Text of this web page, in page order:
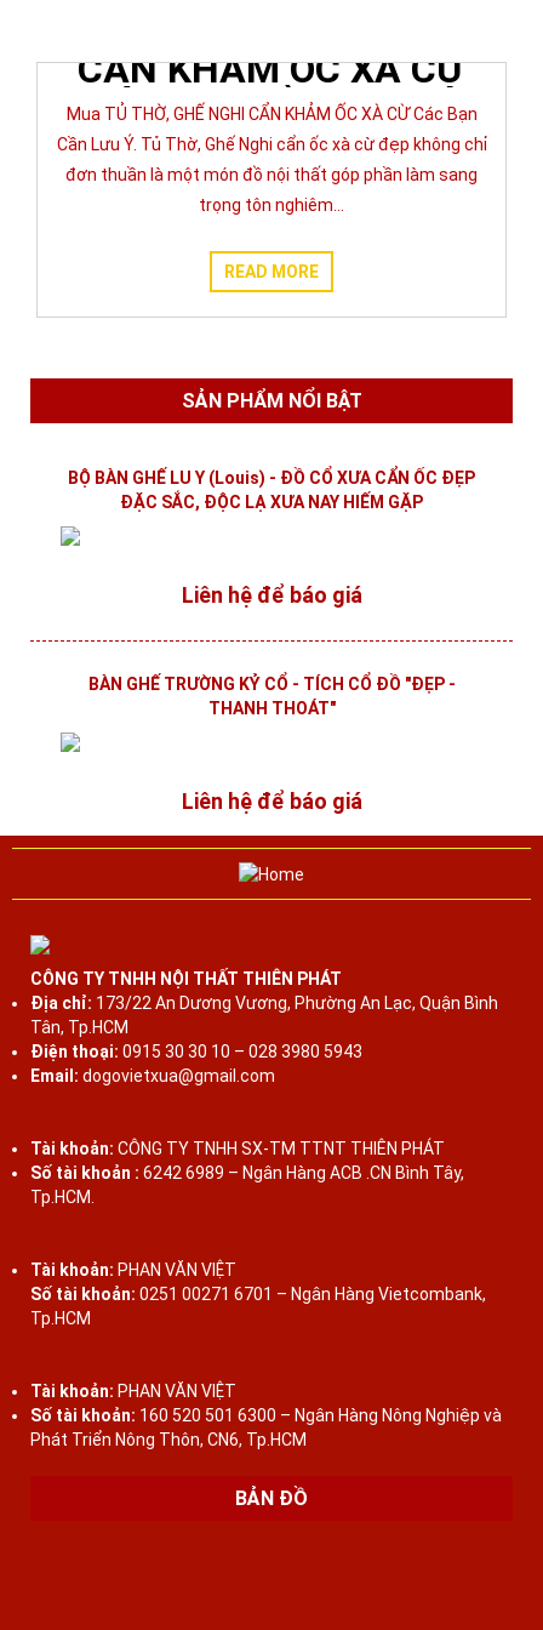
CẨN KHẢM ỐC XÀ CỪ
CÁC BẠN CẦN LƯU Ý
04/08/2023 VIỆT XƯA ĐỒ GỖ 0 TIN TỨC
Mua TỦ THỜ, GHẾ NGHI CẨN KHẢM ỐC XÀ CỪ Các Bạn
Cần Lưu Ý. Tủ Thờ, Ghế Nghi cẩn ốc xà cừ đẹp không chỉ
đơn thuần là một món đồ nội thất góp phần làm sang
trọng tôn nghiêm…
READ MORE
SẢN PHẨM NỔI BẬT
BỘ BÀN GHẾ LU Y (Louis) - ĐỒ CỔ XƯA CẨN ỐC ĐẸP
ĐẶC SẮC, ĐỘC LẠ XƯA NAY HIẾM GẶP
Liên hệ để báo giá
BÀN GHẾ TRƯỜNG KỶ CỔ - TÍCH CỔ ĐỒ "ĐẸP -
THANH THOÁT"
Liên hệ để báo giá
Liên hệ để báo giá
BÀN BÁN NGUYỆT CẨN ỐC XÀ CỪ 7 MÀU PHONG
CÁCH NAM BỘ
Liên hệ để báo giá
BÀN GHẾ GỖ LIM - BỘ TRƯỜNG KỶ HUẾ CHO NHÀ
CÔNG TY TNHH NỘI THẤT THIÊN PHÁT
Địa chỉ: 173/22 An Dương Vương, Phường An Lạc, Quận Bình
Tân, Tp.HCM
Điện thoại: 0915 30 30 10 – 028 3980 5943
Email: dogovietxua@gmail.com
Tài khoản: CÔNG TY TNHH SX-TM TTNT THIÊN PHÁT
Số tài khoản : 6242 6989 – Ngân Hàng ACB .CN Bình Tây,
Tp.HCM.
Tài khoản: PHAN VĂN VIỆT
Số tài khoản: 0251 00271 6701 – Ngân Hàng Vietcombank,
Tp.HCM
Tài khoản: PHAN VĂN VIỆT
Số tài khoản: 160 520 501 6300 – Ngân Hàng Nông Nghiệp và
Phát Triển Nông Thôn, CN6, Tp.HCM
BẢN ĐỒ